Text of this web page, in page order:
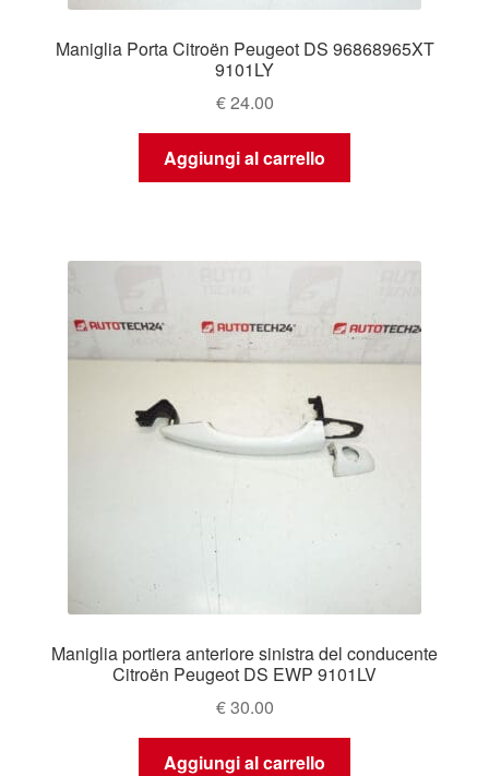
Maniglia Porta Citroën Peugeot DS 96868965XT
9101LY
€24.00
Aggiungi al carrello
Maniglia portiera anteriore sinistra del conducente
Citroën Peugeot DS EWP 9101LV
€30.00
Aggiungi al carrello